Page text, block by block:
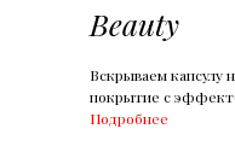
Beauty
Вскрываем капсулу
покрытие с
Подробнее